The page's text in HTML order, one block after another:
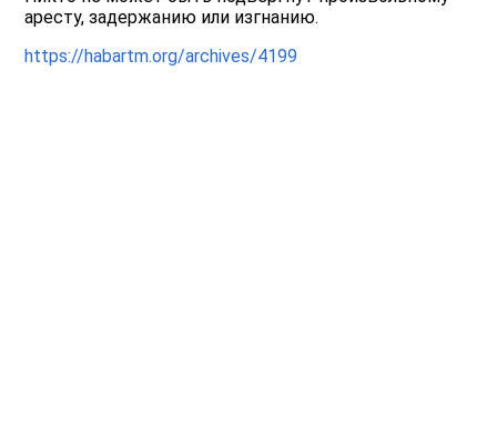
аресту, задержанию или изгнанию.
https://habartm.org/archives/4199